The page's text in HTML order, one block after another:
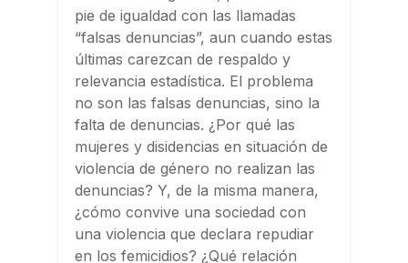
pie de igualdad con las llamadas
“falsas denuncias”, aun cuando estas
últimas carezcan de respaldo y
relevancia estadística. El problema
no son las falsas denuncias, sino la
falta de denuncias. ¿Por qué las
mujeres y disidencias en situación de
violencia de género no realizan las
denuncias? Y, de la misma manera,
¿cómo convive una sociedad con
una violencia que declara repudiar
en los femicidios? ¿Qué relación